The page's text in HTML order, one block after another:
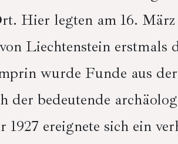
Hier legten am 16. März
Liechtenstein erstmals
wurde Funde aus
der bedeutende
1927 ereignete sich ein